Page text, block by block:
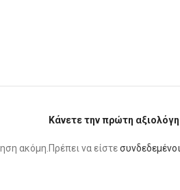
ακόμη.
Κάνετε την πρώτη
Πρέπει να είστεσυνδεδεμένοι